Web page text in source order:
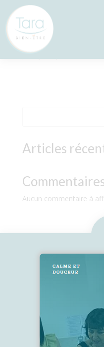
Réflexologie
parSylvie
Articles
Aucun commentaire à